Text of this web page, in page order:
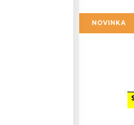
NOVINKA